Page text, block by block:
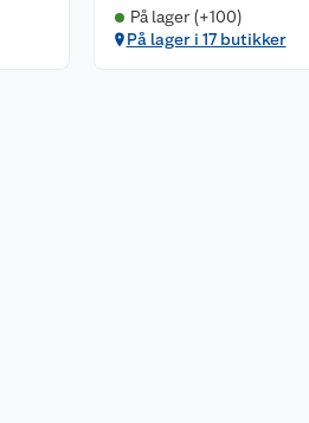
med, og
perfekt
På lager (+100)
På lager i 17 butikker